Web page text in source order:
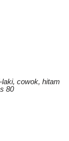
cowok, hitam
80